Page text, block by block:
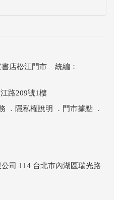
書店松江門市 統編：
路209號1樓
． 隱私權說明 ． 門市據點 ．
司 114 台北市內湖區瑞光路